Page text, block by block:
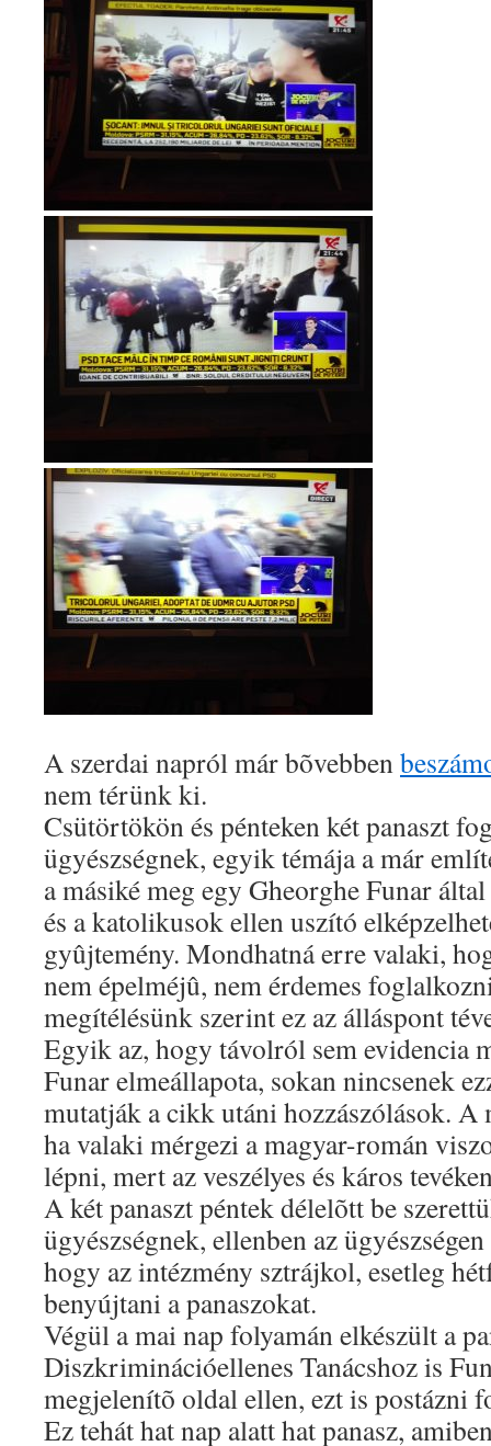
A szerdai napról már bõvebben
nem térünk ki.
Csütörtökön és pénteken két panaszt
ügyészségnek, egyik témája a már
a másiké meg egy Gheorghe Funar
és a katolikusok ellen uszító
gyûjtemény. Mondhatná erre valaki,
nem épelméjû, nem érdemes
megítélésünk szerint ez az álláspont
Egyik az, hogy távolról sem evidencia
Funar elmeállapota, sokan nincsenek
mutatják a cikk utáni hozzászólások. A
ha valaki mérgezi a magyar-román
lépni, mert az veszélyes és káros
A két panaszt péntek délelõtt be
ügyészségnek, ellenben az
hogy az intézmény sztrájkol, esetleg
benyújtani a panaszokat.
Végül a mai nap folyamán elkészült a
Diszkriminációellenes Tanácshoz is
megjelenítõ oldal ellen, ezt is postázni
Ez tehát hat nap alatt hat panasz,